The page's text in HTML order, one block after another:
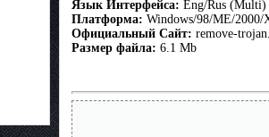
Язык Интерфейса: Eng/Rus (Multi)
Платформа: Windows/98/ME/2000/
Официальный Сайт: remove-
Размер файла: 6.1 Mb